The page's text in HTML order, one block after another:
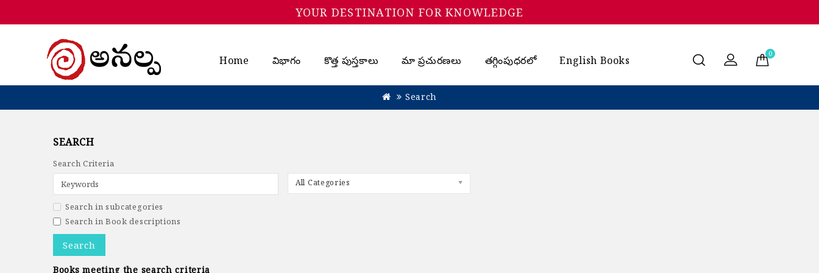
YOUR DESTINATION FOR KNOWLEDGE
0
Home విభాగం కొత్త పుస్తకాలు మా ప్రచురణలు తగ్గింపుధరలో English Books
Search
SEARCH
Search Criteria
All Categories
Search in subcategories
Search in Book descriptions
Books meeting the search criteria